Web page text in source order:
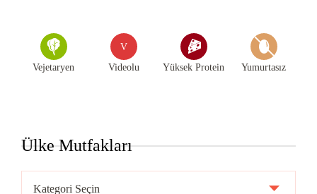
Vejetaryen
V
Videolu Yüksek Protein Yumurtasız
Ülke Mutfakları